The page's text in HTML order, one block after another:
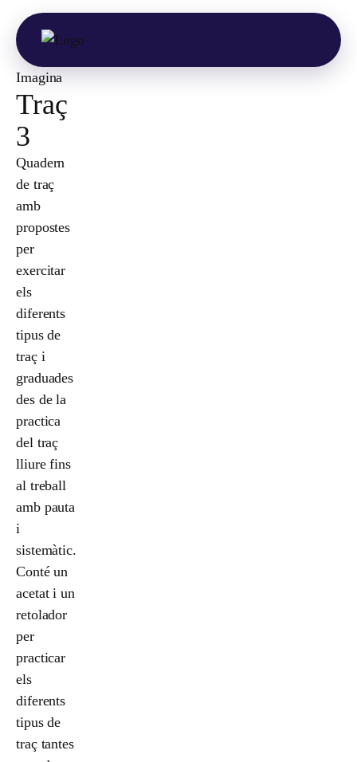
Imagina
Traç
3
Quadern
de traç
amb
propostes
per
exercitar
els
diferents
tipus de
traç i
graduades
des de la
practica
del traç
lliure fins
al treball
amb pauta
i
sistemàtic.
Conté un
acetat i un
retolador
per
practicar
els
diferents
tipus de
traç tantes